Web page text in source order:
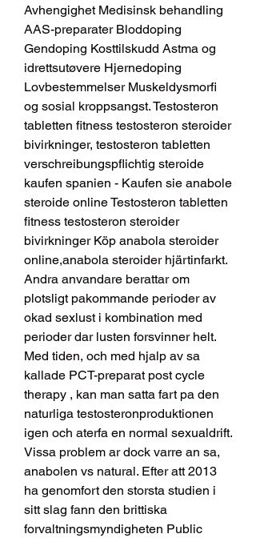
Avhengighet Medisinsk behandling
AAS-preparater Bloddoping
Gendoping Kosttilskudd Astma og
idrettsutøvere Hjernedoping
Lovbestemmelser Muskeldysmorfi
og sosial kroppsangst. Testosteron
tabletten fitness testosteron steroider
bivirkninger, testosteron tabletten
verschreibungspflichtig steroide
kaufen spanien - Kaufen sie anabole
steroide online Testosteron tabletten
fitness testosteron steroider
bivirkninger Köp anabola steroider
online,anabola steroider hjärtinfarkt.
Andra anvandare berattar om
plotsligt pakommande perioder av
okad sexlust i kombination med
perioder dar lusten forsvinner helt.
Med tiden, och med hjalp av sa
kallade PCT-preparat post cycle
therapy , kan man satta fart pa den
naturliga testosteronproduktionen
igen och aterfa en normal sexualdrift.
Vissa problem ar dock varre an sa,
anabolen vs natural. Efter att 2013
ha genomfort den storsta studien i
sitt slag fann den brittiska
forvaltningsmyndigheten Public